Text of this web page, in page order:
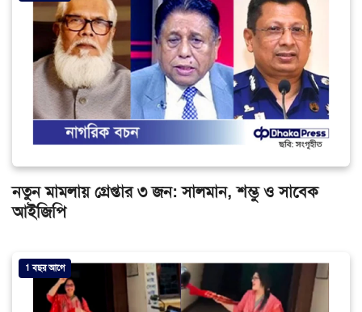
নতুন মামলায় গ্রেপ্তার ৩ জন: সালমান, শম্ভু ও সাবেক
আইজিপি
1 বছর আগে